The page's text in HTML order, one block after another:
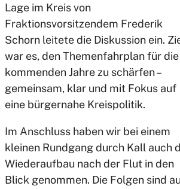
Lage im Kreis von
Fraktionsvorsitzendem Frederik
Schorn leitete die Diskussion ein.
war es, den Themenfahrplan für die
kommenden Jahre zu schärfen –
gemeinsam, klar und mit Fokus auf
eine bürgernahe Kreispolitik.
Im Anschluss haben wir bei einem
kleinen Rundgang durch Kall auch
Wiederaufbau nach der Flut in den
Blick genommen. Die Folgen sind